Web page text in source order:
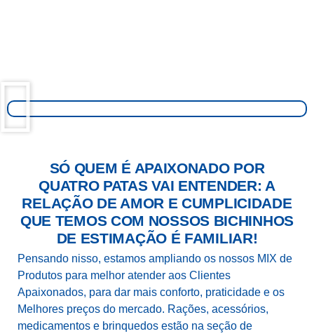
SÓ QUEM É APAIXONADO POR
QUATRO PATAS VAI ENTENDER: A
RELAÇÃO DE AMOR E CUMPLICIDADE
QUE TEMOS COM NOSSOS BICHINHOS
DE ESTIMAÇÃO É FAMILIAR!
Pensando nisso, estamos ampliando os nossos MIX de
Produtos para melhor atender aos Clientes
Apaixonados, para dar mais conforto, praticidade e os
Melhores preços do mercado. Rações, acessórios,
medicamentos e brinquedos estão na seção de